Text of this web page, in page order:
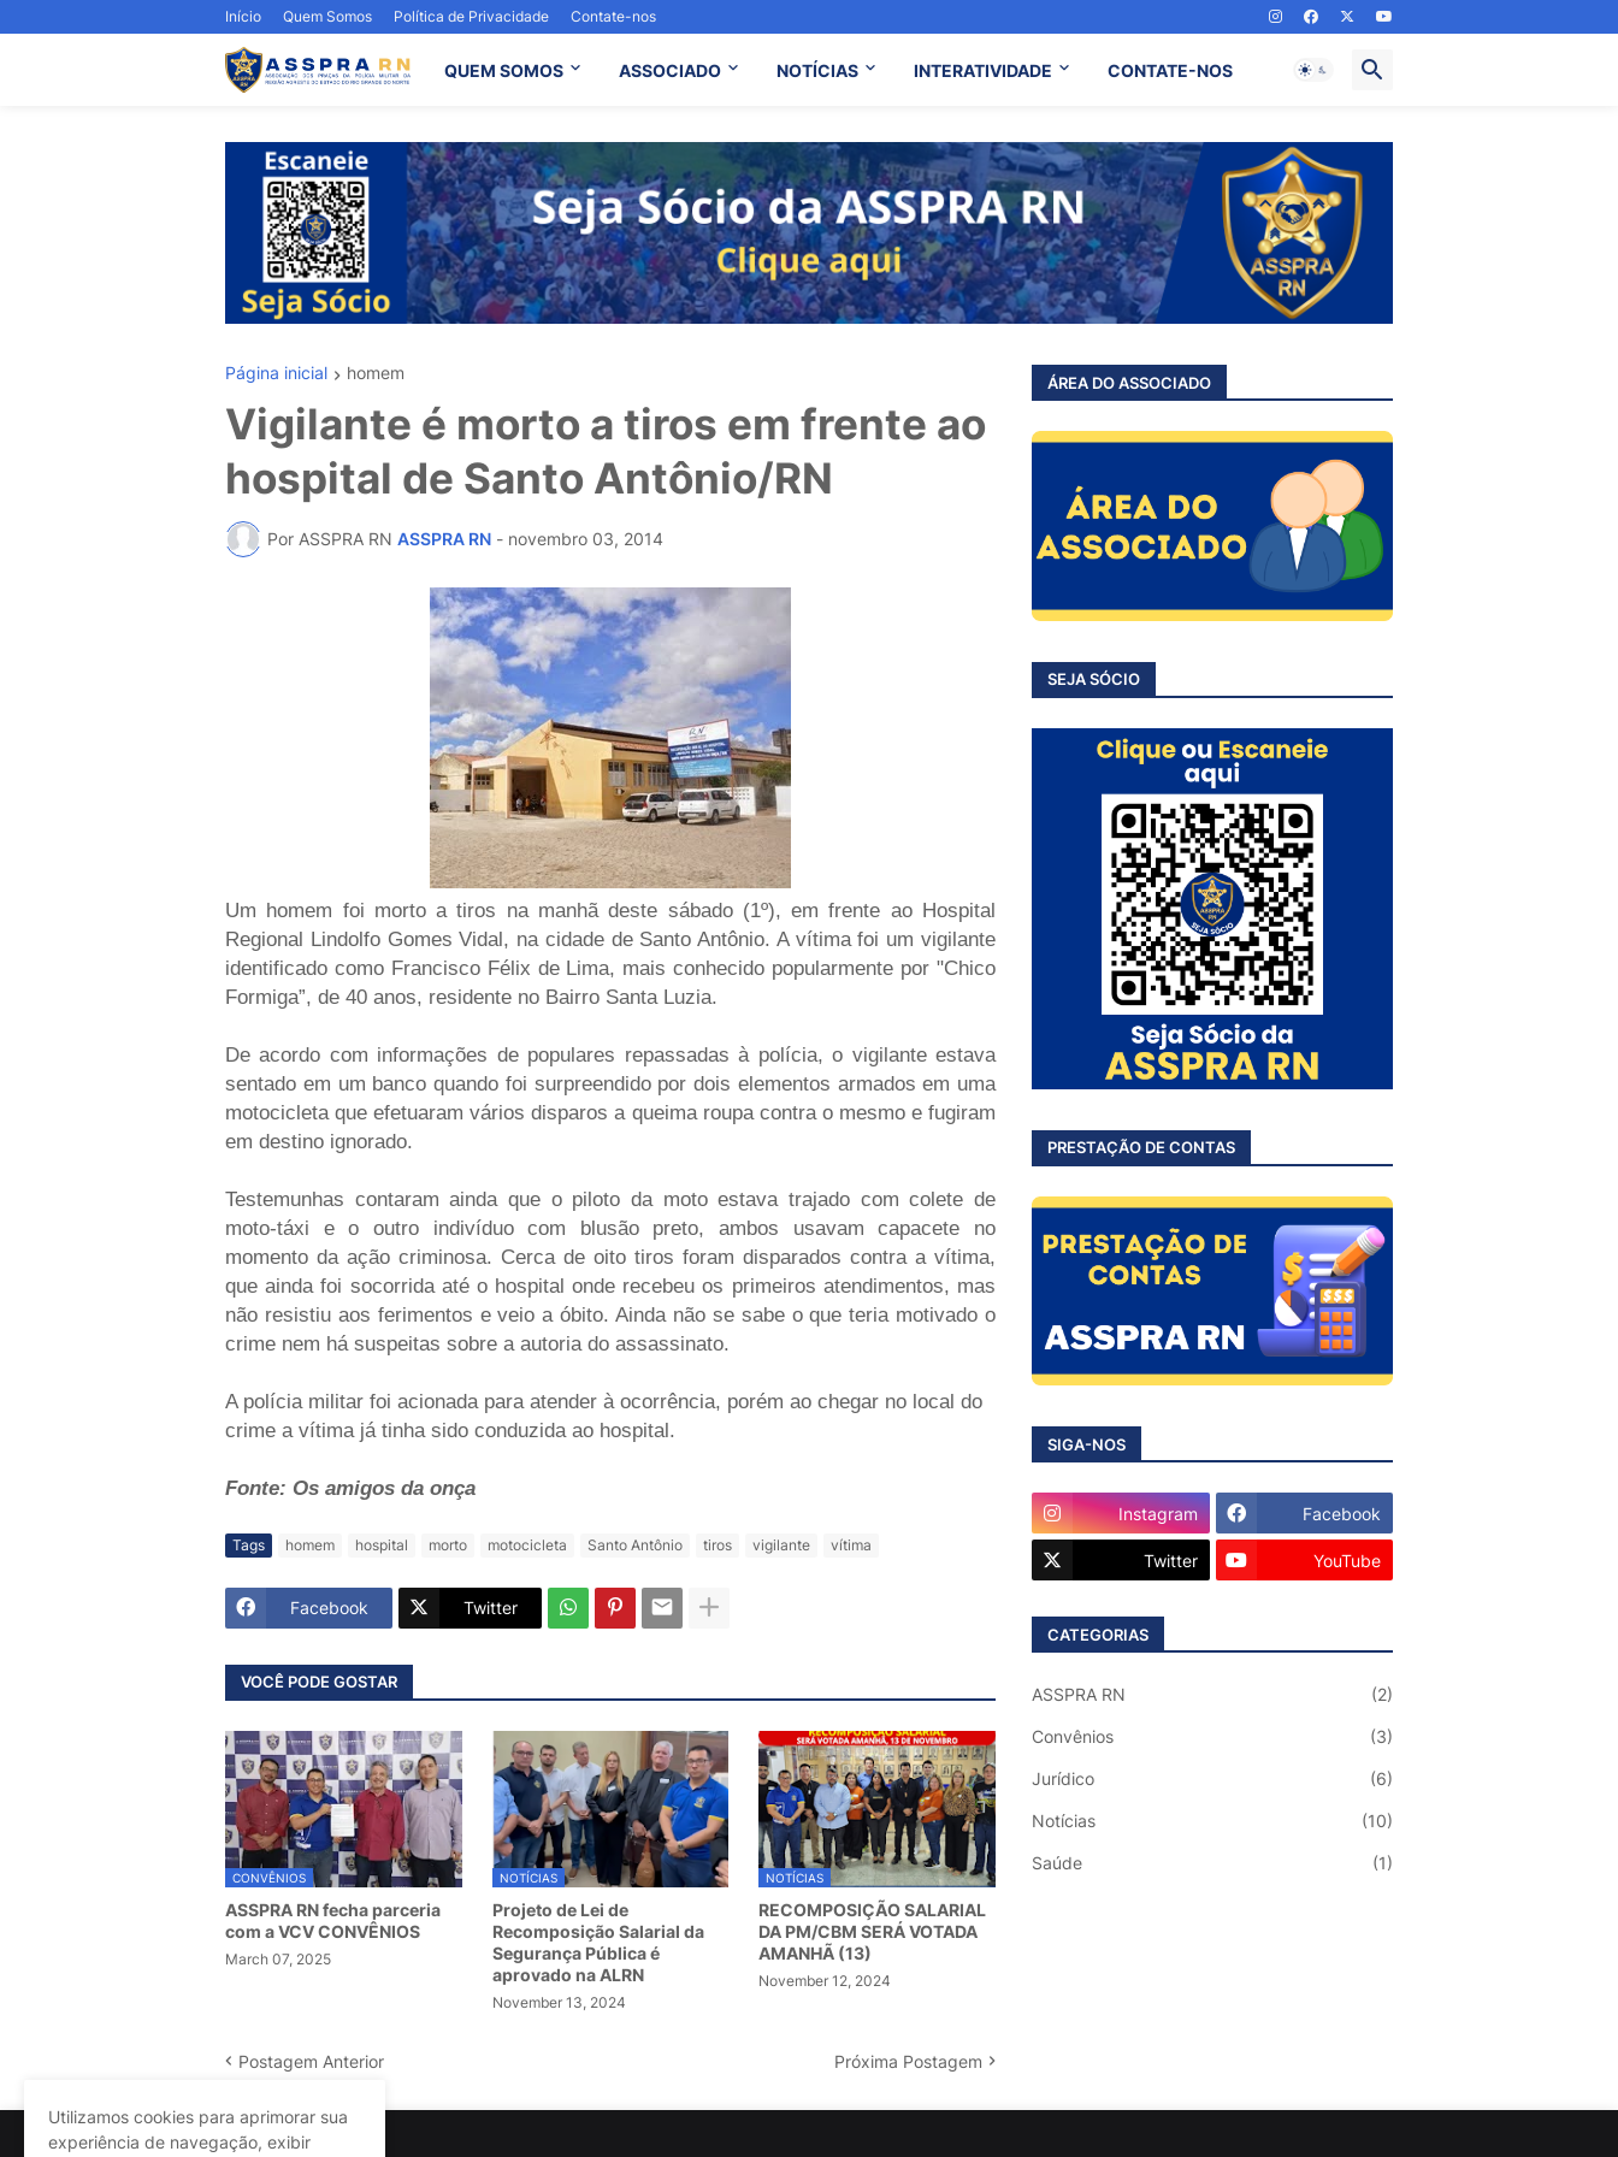
Início Quem Somos Política de Privacidade Contate-nos
QUEM SOMOS ASSOCIADO NOTÍCIAS INTERATIVIDADE CONTATE-NOS
Página inicial homem
Vigilante é morto a tiros em frente ao
hospital de Santo Antônio/RN
Por ASSPRA RN ASSPRA RN - novembro 03, 2014
Um homem foi morto a tiros na manhã deste sábado (1º), em frente ao Hospital
Regional Lindolfo Gomes Vidal, na cidade de Santo Antônio. A vítima foi um vigilante
identificado como Francisco Félix de Lima, mais conhecido popularmente por "Chico
Formiga”, de 40 anos, residente no Bairro Santa Luzia.
De acordo com informações de populares repassadas à polícia, o vigilante estava
sentado em um banco quando foi surpreendido por dois elementos armados em uma
motocicleta que efetuaram vários disparos a queima roupa contra o mesmo e fugiram
em destino ignorado.
Testemunhas contaram ainda que o piloto da moto estava trajado com colete de
moto-táxi e o outro indivíduo com blusão preto, ambos usavam capacete no
momento da ação criminosa. Cerca de oito tiros foram disparados contra a vítima,
que ainda foi socorrida até o hospital onde recebeu os primeiros atendimentos, mas
não resistiu aos ferimentos e veio a óbito. Ainda não se sabe o que teria motivado o
crime nem há suspeitas sobre a autoria do assassinato.
A polícia militar foi acionada para atender à ocorrência, porém ao chegar no local do
crime a vítima já tinha sido conduzida ao hospital.
Fonte: Os amigos da onça
Tags homem hospital morto motocicleta Santo Antônio tiros vigilante vítima
Facebook Twitter
VOCÊ PODE GOSTAR
CONVÊNIOS
ASSPRA RN fecha parceria
com a VCV CONVÊNIOS
March 07, 2025
NOTÍCIAS
Projeto de Lei de
Recomposição Salarial da
Segurança Pública é
aprovado na ALRN
November 13, 2024
NOTÍCIAS
RECOMPOSIÇÃO SALARIAL
DA PM/CBM SERÁ VOTADA
AMANHÃ (13)
November 12, 2024
Postagem Anterior Próxima Postagem
ÁREA DO ASSOCIADO
SEJA SÓCIO
PRESTAÇÃO DE CONTAS
SIGA-NOS
Instagram Facebook
Twitter YouTube
CATEGORIAS
ASSPRA RN (2)
Convênios (3)
Jurídico (6)
Notícias (10)
Saúde (1)
Utilizamos cookies para aprimorar sua
experiência de navegação, exibir